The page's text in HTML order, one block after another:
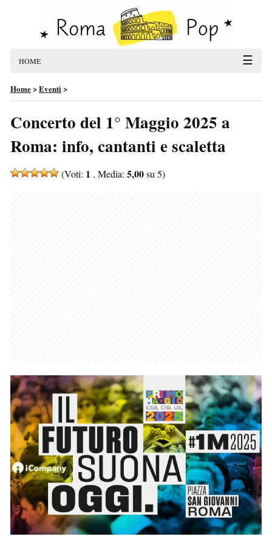
HOME ☰
Home>Eventi>
Concerto del 1° Maggio 2025 a
Roma: info, cantanti e scaletta
(Voti: 1 . Media: 5,00su 5)